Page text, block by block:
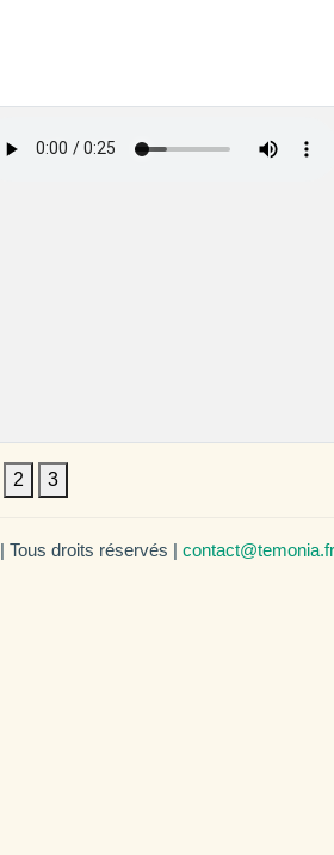
2 3
| Tous droits réservés | contact@temonia.fr